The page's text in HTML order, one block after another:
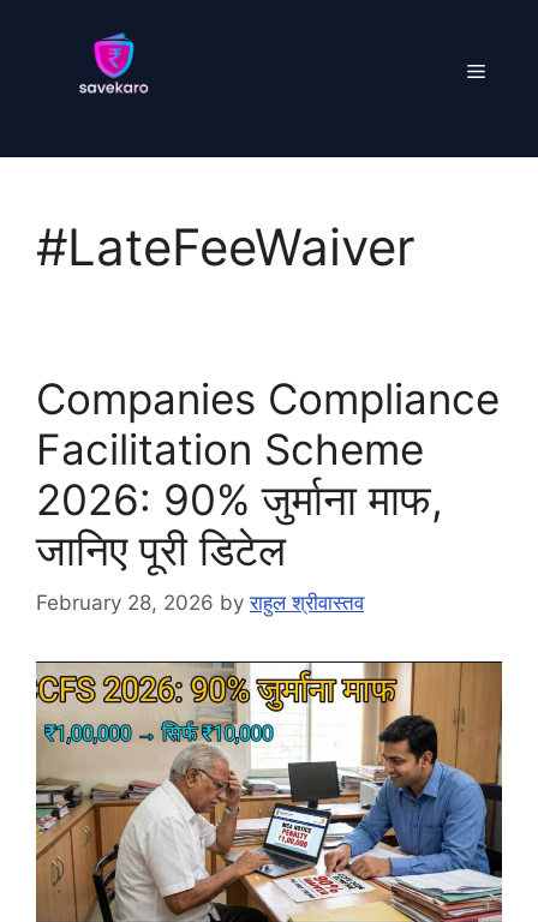
Menu
#LateFeeWaiver
Companies Compliance
Facilitation Scheme
2026: 90% जुर्माना माफ,
जानिए पूरी डिटेल
February 28, 2026 byराहुल श्रीवास्तव